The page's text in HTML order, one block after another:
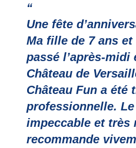
“
Une fête
Ma fille de 7 ans
passé l’après-midi
Château de
Château Fun a été
professionnelle.
impeccable et très
recommande